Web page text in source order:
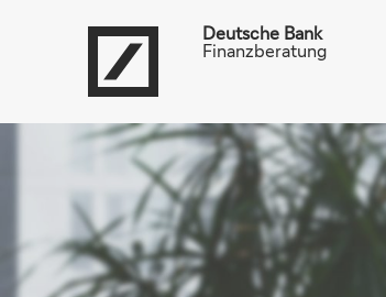
Deutsche Bank
Finanzberatung